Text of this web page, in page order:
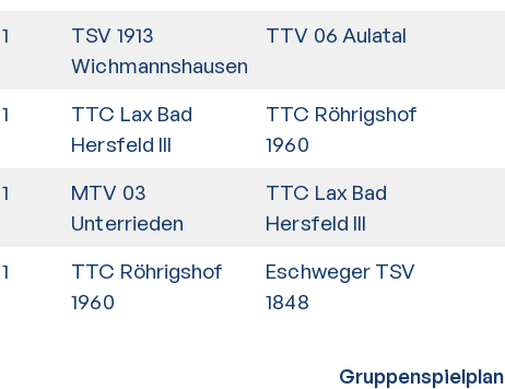
1
TSV 1913
Wichmannshausen
TTV 06 Aulatal
1
TTC Lax Bad
Hersfeld III
TTC Röhrigshof
1960
1
MTV 03
Unterrieden
TTC Lax Bad
Hersfeld III
1
TTC Röhrigshof
1960
Eschweger TSV
1848
Gruppenspielplan